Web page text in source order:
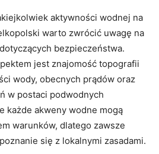
aktywności wodnej na
warto zwrócić uwagę na
bezpieczeństwa.
jest znajomość topografii
wody, obecnych prądów oraz
w postaci podwodnych
każde akweny wodne mogą
warunków, dlatego zawsze
się z lokalnymi zasadami.